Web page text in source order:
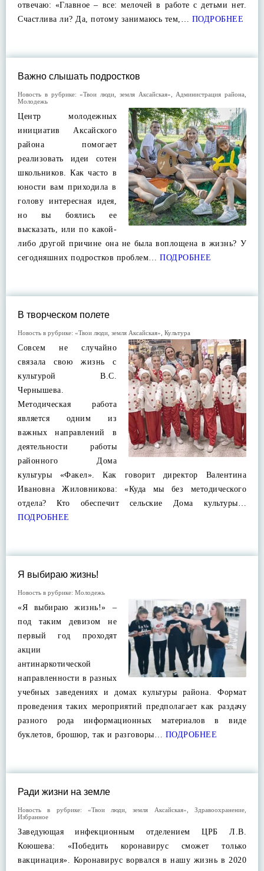
отвечаю: «Главное – все: мелочей в работе с детьми нет.
Счастлива ли? Да, потому занимаюсь тем,… ПОДРОБНЕЕ
Важно слышать подростков
Новость в рубрике:«Твои люди, земля Аксайская» Администрация района
Молодежь
Центр молодежных
инициатив Аксайского
района помогает
реализовать идеи сотен
школьников. Как часто в
юности вам приходила в
голову интересная идея,
но вы боялись ее
высказать, или по какой-
либо другой причине она не была воплощена в жизнь? У
сегодняшних подростков проблем… ПОДРОБНЕЕ
В творческом полете
Новость в рубрике: «Твои люди, земля Аксайская» Культура
Совсем не случайно
связала свою жизнь с
культурой В.С.
Чернышева.
Методическая работа
является одним из
важных направлений в
деятельности работы
районного Дома
культуры «Факел». Как говорит директор Валентина
Ивановна Жиловникова: «Куда мы без методического
отдела? Кто обеспечит сельские Дома культуры…
ПОДРОБНЕЕ
Я выбираю жизнь!
Новость в рубрике: Молодежь
«Я выбираю жизнь!» –
под таким девизом не
первый год проходят
акции
антинаркотической
направленности в разных
учебных заведениях и домах культуры района. Формат
проведения таких мероприятий предполагает как раздачу
разного рода информационных материалов в виде
буклетов, брошюр, так и разговоры… ПОДРОБНЕЕ
Ради жизни на земле
Новость в рубрике: «Твои люди, земля Аксайская» ,Здравоохранение
Избранное
Заведующая инфекционным отделением ЦРБ Л.В.
Коюшева: «Победить коронавирус сможет только
вакцинация». Коронавирус ворвался в нашу жизнь в 2020